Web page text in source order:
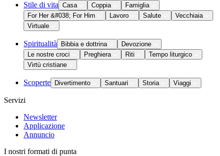
Stile di vita Casa Coppia
Famiglia
For Her &#038; For Him
Lavoro Salute
Vecchiaia
Virtuale
Spiritualità Bibbia e dottrina
Devozione
Le nostre croci
Preghiera Riti
Tempo liturgico
Virtù cristiane
Scoperte Divertimento Santuari Storia Viaggi
Servizi
Newsletter
Applicazione
Annuncio
I nostri formati di punta